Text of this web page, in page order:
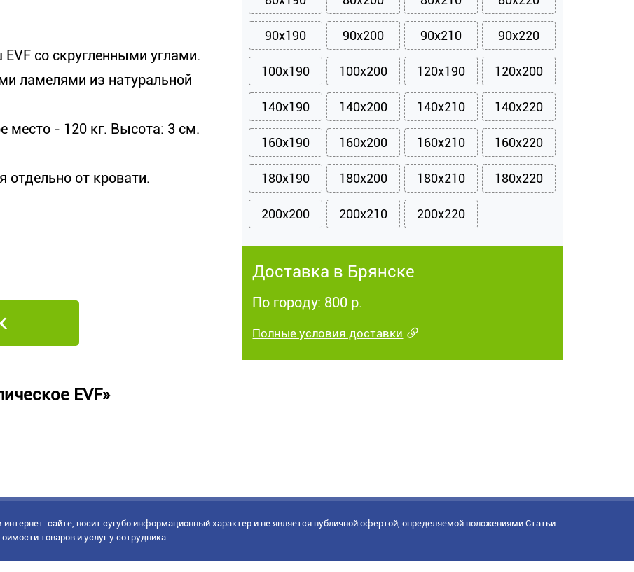
со скругленными углами.
ламелями из натуральной
место - 120 кг. Высота: 3 см.
отдельно от кровати.
EVF»
90x190 90x200 90x210 90x220
100x190 100x200 120x190 120x200
140x190 140x200 140x210 140x220
160x190 160x200 160x210 160x220
180x190 180x200 180x210 180x220
200x200 200x210 200x220
Доставка в Брянске
По городу: 800 р.
Полные условия доставки
сайте, носит сугубо информационный характер и не является публичной офертой, определяемой положениями Статьи
товаров и услуг у сотрудника.